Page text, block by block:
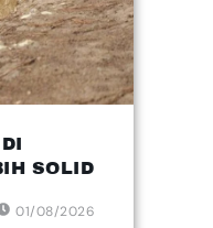
SOLID
01/08/2026